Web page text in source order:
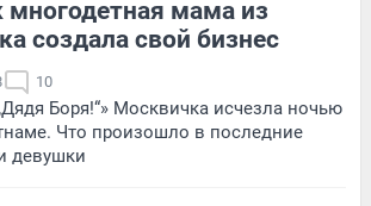
многодетная мама из
создала свой бизнес
10
Боря!“» Москвичка исчезла ночью
Что произошло в последние
девушки